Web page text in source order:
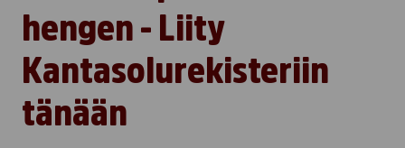
hengen - Liity
Kantasolurekisteriin
tänään